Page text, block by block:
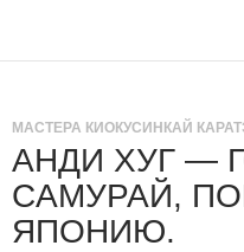
МАСТЕРА КИОКУСИНКАЙ
АНДИ ХУГ —
CАМУРАЙ,
ЯПОНИЮ.